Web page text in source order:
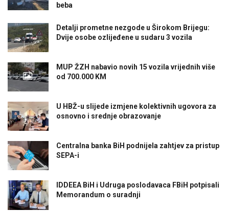
beba
Detalji prometne nezgode u Širokom Brijegu:
Dvije osobe ozlijeđene u sudaru 3 vozila
MUP ŽZH nabavio novih 15 vozila vrijednih više
od 700.000 KM
U HBŽ-u slijede izmjene kolektivnih ugovora za
osnovno i srednje obrazovanje
Centralna banka BiH podnijela zahtjev za pristup
SEPA-i
IDDEEA BiH i Udruga poslodavaca FBiH potpisali
Memorandum o suradnji